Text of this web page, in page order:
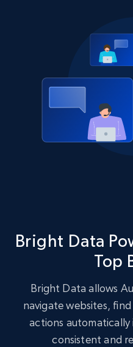
Bright Data
Top
Bright Data allows
navigate websites,
actions
consistent and